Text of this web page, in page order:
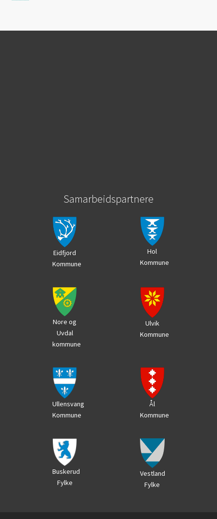
Samarbeidspartnere
Eidfjord
Kommune
Hol
Kommune
Nore og
Uvdal
kommune
Ulvik
Kommune
Ullensvang
Kommune
Ål
Kommune
Buskerud
Fylke
Vestland
Fylke